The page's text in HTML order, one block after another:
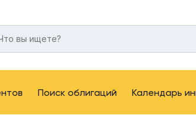
Поиск облигаций Календарь